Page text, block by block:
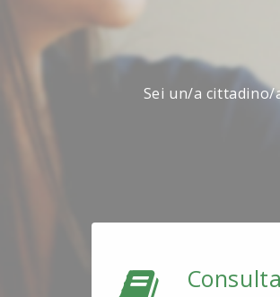
Sei un/a